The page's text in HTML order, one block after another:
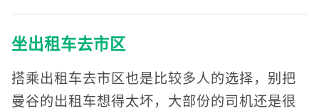
坐出租车去市区
搭乘出租车去市区也是比较多人的选择，别把
曼谷的出租车想得太坏，大部份的司机还是很